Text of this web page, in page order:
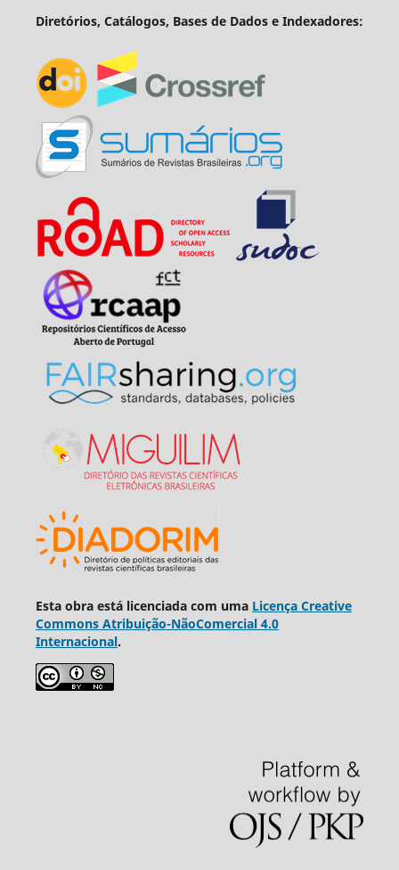
Diretórios, Catálogos, Bases de Dados e Indexadores:
Esta obra está licenciada com uma Licença Creative
Commons Atribuição-NãoComercial 4.0
Internacional.